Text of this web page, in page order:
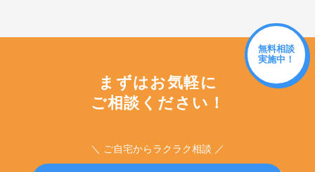
無料相談
実施中！
まずはお気軽に
ご相談ください！
＼ ご自宅からラクラク相談 ／